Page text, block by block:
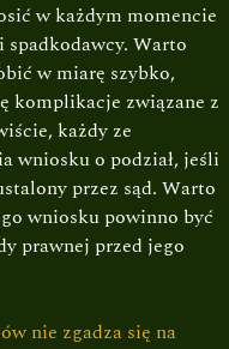
w każdym momencie
Warto
w miarę szybko,
komplikacje związane z
każdy ze
wniosku o podział, jeśli
przez sąd. Warto
wniosku powinno być
prawnej przed jego
nie zgadza się na